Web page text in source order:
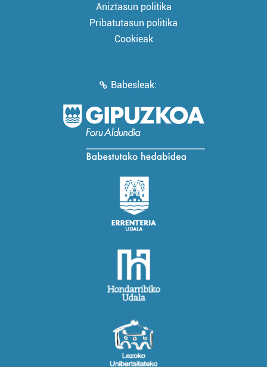
Aniztasun politika
Pribatutasun politika
Cookieak
Babesleak: